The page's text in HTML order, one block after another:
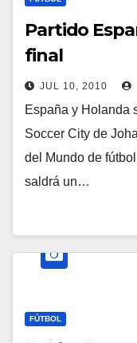
Partido
final
JUL 10, 2010
España y Holanda
Soccer City de
del Mundo de
saldrá un…
FÚTBOL